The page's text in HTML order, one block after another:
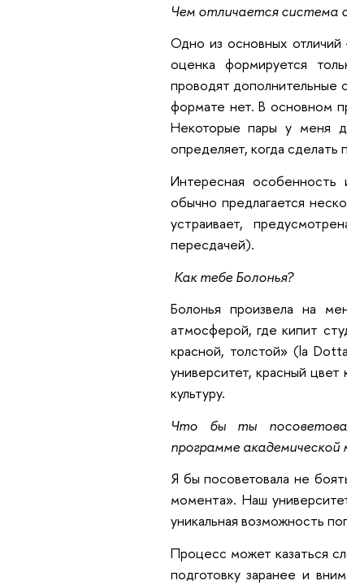
Чем отличается система
Одно из основных
оценка формируется
проводят дополнительные
формате нет. В основном
Некоторые пары у меня
определяет, когда сделать
Интересная особенность
обычно предлагается
устраивает,
пересдачей).
Как тебе Болонья?
Болонья произвела на
атмосферой, где кипит
красной, толстой» (la
университет, красный
культуру.
Что бы ты
программе академической
Я бы посоветовала не
момента». Наш
уникальная возможность
Процесс может казаться
подготовку заранее и